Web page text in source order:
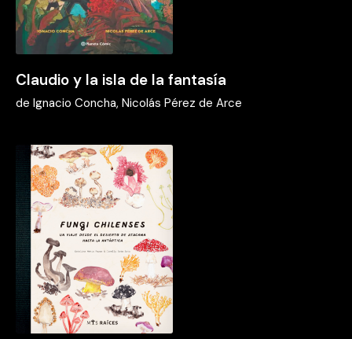
Claudio y la isla de la fantasía
de Ignacio Concha, Nicolás Pérez de Arce